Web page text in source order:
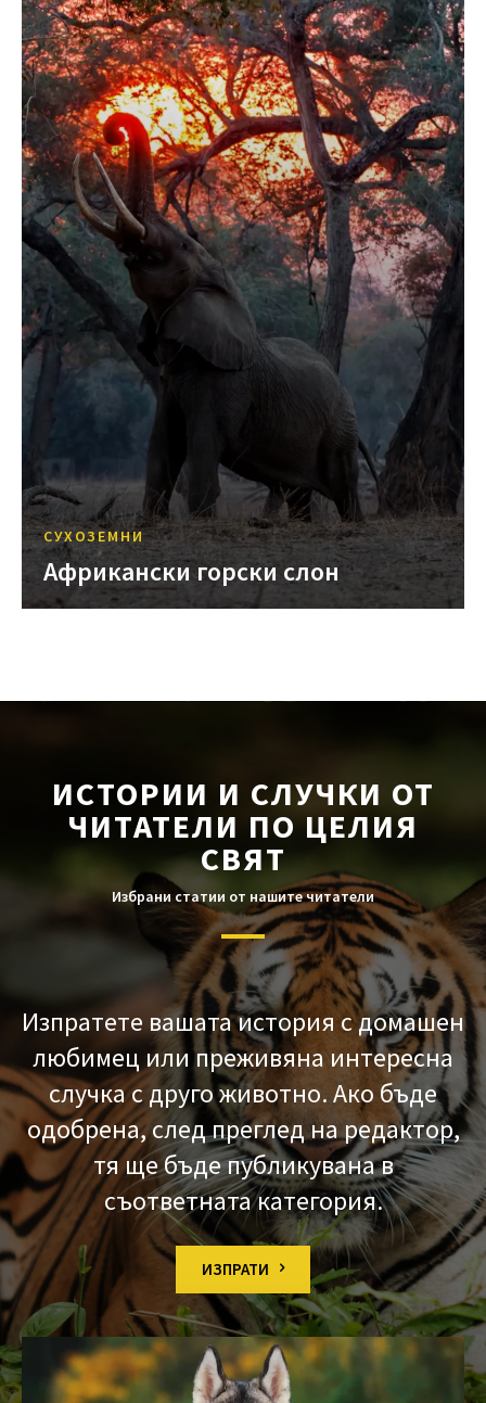
СУХОЗЕМНИ
Африкански горски слон
ИСТОРИИ И СЛУЧКИ ОТ
ЧИТАТЕЛИ ПО ЦЕЛИЯ
СВЯТ
Избрани статии от нашите читатели
Изпратете вашата история с домашен
любимец или преживяна интересна
случка с друго животно. Ако бъде
одобрена, след преглед на редактор,
тя ще бъде публикувана в
съответната категория.
ИЗПРАТИ